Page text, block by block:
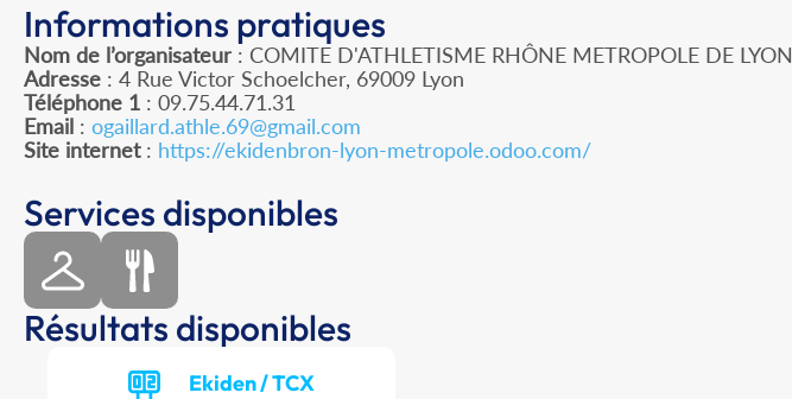
Informations pratiques
Nom de l’organisateur : COMITE D'ATHLETISME RHÔNE METROPOLE DE LYON
Adresse : 4 Rue Victor Schoelcher, 69009 Lyon
Téléphone 1 : 09.75.44.71.31
Email : ogaillard.athle.69@gmail.com
Site internet: https://ekidenbron-lyon-metropole.odoo.com/
Services disponibles
Résultats disponibles
Ekiden / TCX